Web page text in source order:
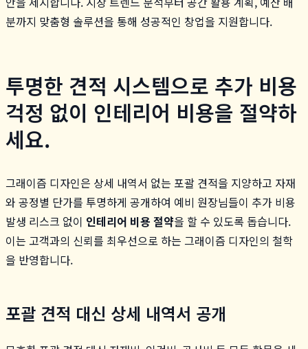
분까지 맞춤형 솔루션을 통해 성공적인 창업을 지원합니다.
투명한 견적 시스템으로 추가 비용
걱정 없이 인테리어 비용을 절약하
세요.
그래이즘 디자인은 상세 내역서 없는 포괄 견적을 지양하고 자재
와 공정별 단가를 투명하게 공개하여 예비 원장님들이 추가 비용
발생 리스크 없이 인테리어 비용 절약을 할 수 있도록 돕습니다.
이는 고객과의 신뢰를 최우선으로 하는 그래이즘 디자인의 철학
을 반영합니다.
포괄 견적 대신 상세 내역서 공개